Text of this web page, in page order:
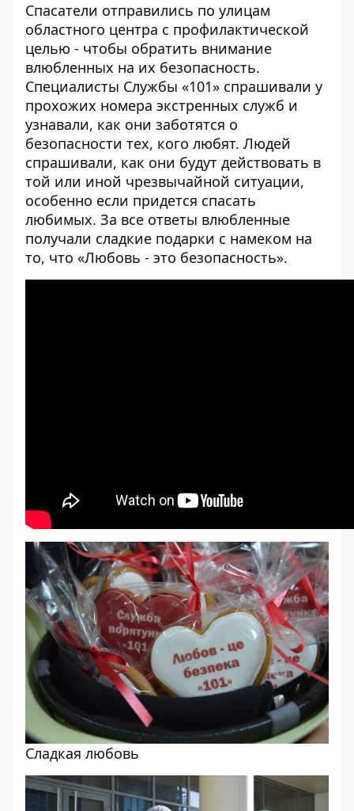
Спасатели отправились по улицам
областного центра с профилактической
целью - чтобы обратить внимание
влюбленных на их безопасность.
Специалисты Службы «101» спрашивали у
прохожих номера экстренных служб и
узнавали, как они заботятся о
безопасности тех, кого любят. Людей
спрашивали, как они будут действовать в
той или иной чрезвычайной ситуации,
особенно если придется спасать
любимых. За все ответы влюбленные
получали сладкие подарки с намеком на
то, что «Любовь - это безопасность».
Сладкая любовь